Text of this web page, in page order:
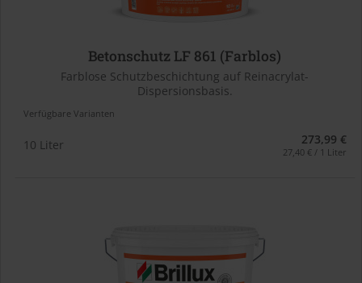
Betonschutz LF 861 (Farblos)
Farblose Schutzbeschichtung auf Reinacrylat-
Dispersionsbasis.
Verfügbare Varianten
10 Liter 273,99 €
27,40 € / 1 Liter